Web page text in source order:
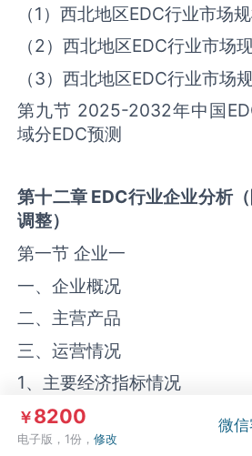
（1）西北地区‌‌EDC‌‌行业市场
（2）西北地区‌‌EDC‌‌行业市场
（3）西北地区‌‌EDC‌‌行业市场
第九节 2025-2032年中国‌‌
域分‌EDC‌预测
第十二章 EDC行业企业分析
调整）
第一节 企业一
一、企业概况
二、主营产品
三、运营情况
1、主要经济指标情况
2、企业盈利能力分析
3、企业偿债能力分析
￥8200
电子版，1份，修改
微信